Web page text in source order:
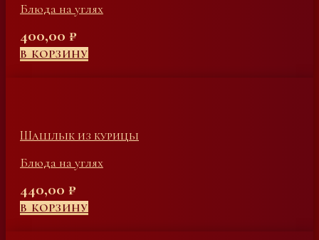
Блюда на углях
400,00 ₽
В КОРЗИНУ
Шашлык из курицы
Блюда на углях
440,00 ₽
В КОРЗИНУ